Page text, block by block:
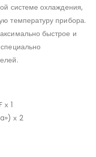
системе охлаждения,
температуру прибора.
быстрое и
х 1
х 2